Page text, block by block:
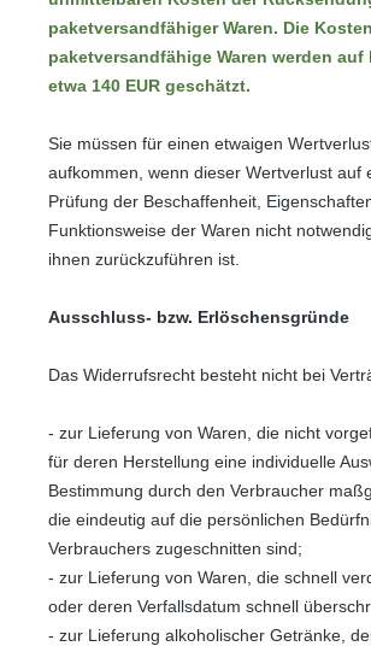
paketversandfähiger Waren. Die
paketversandfähige Waren werden
etwa 140 EUR geschätzt.
Sie müssen für einen etwaigen
aufkommen, wenn dieser Wertverlust auf
Prüfung der Beschaffenheit,
Funktionsweise der Waren nicht
ihnen zurückzuführen ist.
Ausschluss- bzw. Erlöschensgründe
Das Widerrufsrecht besteht nicht bei
- zur Lieferung von Waren, die nicht
für deren Herstellung eine individuelle
Bestimmung durch den Verbraucher
die eindeutig auf die persönlichen
Verbrauchers zugeschnitten sind;
- zur Lieferung von Waren, die schnell
oder deren Verfallsdatum schnell
- zur Lieferung alkoholischer Getränke,